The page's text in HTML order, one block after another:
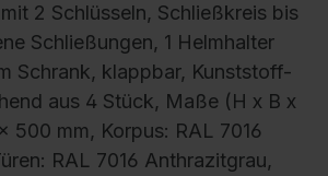
2 Schlüsseln, Schließkreis bis
Schließungen, 1 Helmhalter
Schrank, klappbar, Kunststoff-
aus 4 Stück, Maße (H x B x
500 mm, Korpus: RAL 7016
RAL 7016 Anthrazitgrau,